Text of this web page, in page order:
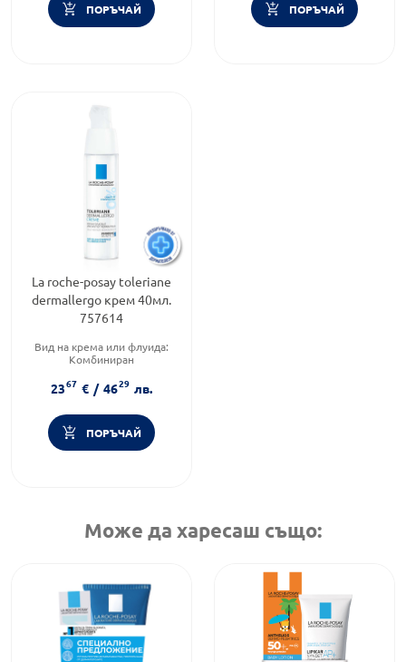
ПОРЪЧАЙ ПОРЪЧАЙ
La roche-posay toleriane
dermallergo крем 40мл.
757614
Вид на крема или флуида:
Комбиниран
TOLERIANE
Тип кожа:Чувствителна и
2367 € / 4629 лв.
ПОРЪЧАЙ
Може да харесаш също: